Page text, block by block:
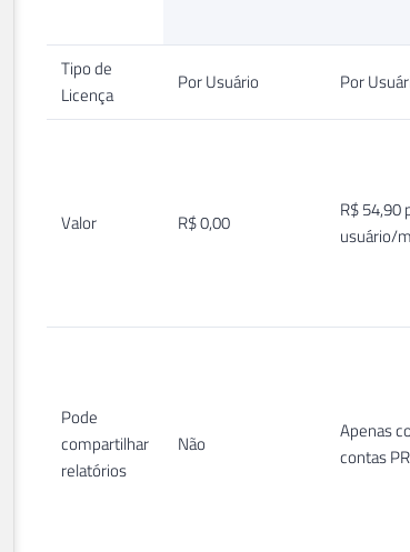
Tipo de
Licença
Por Usuário Por
Valor R$ 0,00
R$ 54,90
usuário/
Pode
compartilhar
relatórios
Não
Apenas
contas